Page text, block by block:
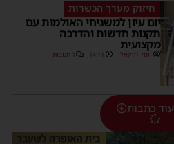
חיזוק מערך הכשרות
יום עיון למשגיחי האולמות עם
תקנות חדשות והדרכה
מקצועית
יוסי יחזקאלי 14:11 1 תגובות
כתבות